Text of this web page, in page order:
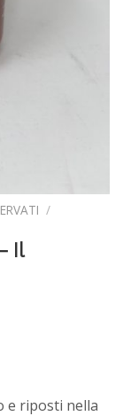
/
Il
e riposti nella